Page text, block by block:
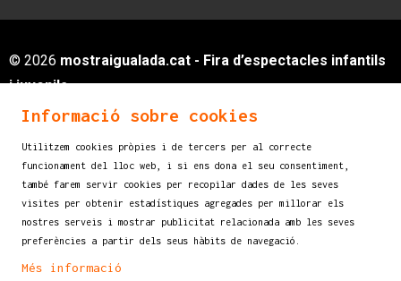
© 2026 mostraigualada.cat - Fira d’espectacles infantils
i juvenils
Servei de Cultura - Ajuntament d'Igualada
08700 IGUALADA (Barcelona)
info@mostraigualada.cat
Sitemap | Avís legal | Ús de Cookies
|
Link a instagram
Link a youtube
Informació sobre cookies
Utilitzem cookies pròpies i de tercers per al correcte
funcionament del lloc web, i si ens dona el seu consentiment,
també farem servir cookies per recopilar dades de les seves
visites per obtenir estadístiques agregades per millorar els
nostres serveis i mostrar publicitat relacionada amb les seves
preferències a partir dels seus hàbits de navegació.
Més informació